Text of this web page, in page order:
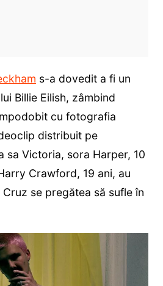
s-a dovedit a fi un
Billie Eilish, zâmbind
cu fotografia
distribuit pe
sa Victoria, sora Harper, 10
Crawford, 19 ani, au
se pregătea să sufle în